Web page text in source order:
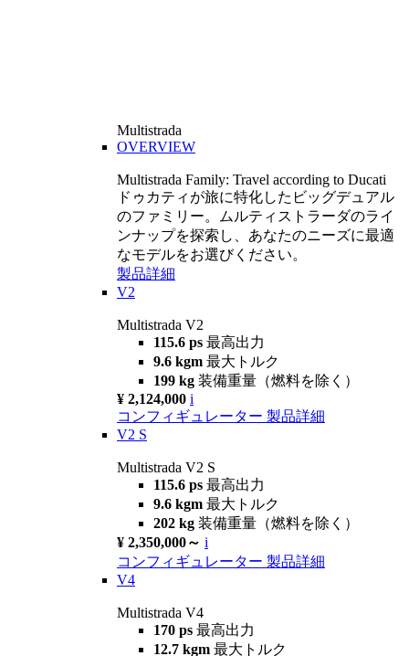
Multistrada
OVERVIEW
Multistrada Family: Travel according to Ducati
ドゥカティが旅に特化したビッグデュアル
のファミリー。ムルティストラーダのライ
ンナップを探索し、あなたのニーズに最適
なモデルをお選びください。
製品詳細
V2
Multistrada V2
115.6 ps 最高出力
9.6 kgm 最大トルク
199 kg 装備重量（燃料を除く）
¥ 2,124,000 i
コンフィギュレーター 製品詳細
V2 S
Multistrada V2 S
115.6 ps 最高出力
9.6 kgm 最大トルク
202 kg 装備重量（燃料を除く）
¥ 2,350,000～ i
コンフィギュレーター 製品詳細
V4
Multistrada V4
170 ps 最高出力
12.7 kgm 最大トルク